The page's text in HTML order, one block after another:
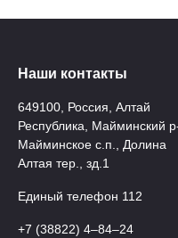
Наши контакты
649100, Россия, Алтай
Республика, Майминский
Майминское с.п., Долина
Алтая тер., зд.1
Единый телефон 112
+7 (38822) 4‒84‒24